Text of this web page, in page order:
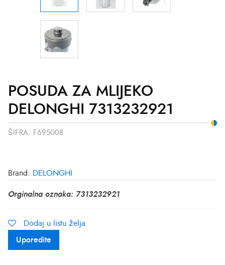
POSUDA ZA MLIJEKO
DELONGHI 7313232921
ŠIFRA: F695008
Brand: DELONGHI
Orginalna oznaka: 7313232921
Dodaj u listu želja
Uporedite